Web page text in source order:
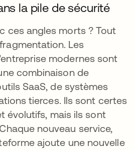
la pile de sécurité
ces angles morts ? Tout
Les
modernes sont
combinaison de
SaaS, de systèmes
tierces. Ils sont certes
évolutifs, mais ils sont
nouveau service,
ajoute une nouvelle